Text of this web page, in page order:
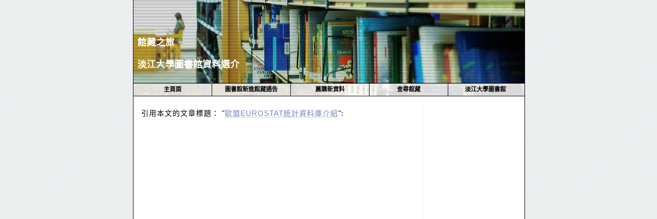
館藏之旅 －
淡江大學圖書館資料選介
主頁面 圖書館新進館藏通告 薦購新資料 查尋館藏 淡江大學圖書館
引用本文的文章標題： "歐盟EUROSTAT統計資料庫介紹":